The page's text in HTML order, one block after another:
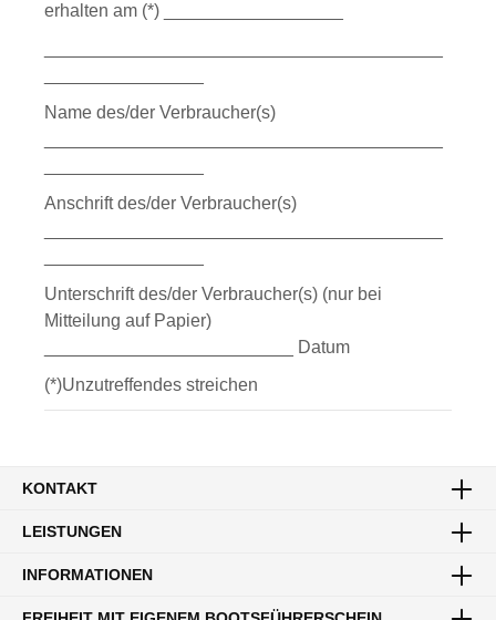
erhalten am (*) __________________
Name des/der Verbraucher(s)
Anschrift des/der Verbraucher(s)
Unterschrift des/der Verbraucher(s) (nur bei
Mitteilung auf Papier)
_________________________ Datum
(*)Unzutreffendes streichen
KONTAKT
LEISTUNGEN
INFORMATIONEN